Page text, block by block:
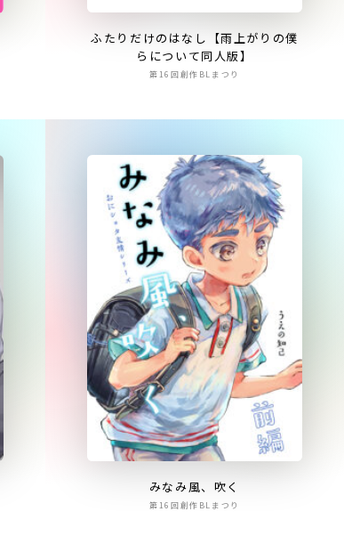
ふたりだけのはなし【雨上がりの僕
らについて同人版】
第16回創作BLまつり
みなみ風、吹く
第16回創作BLまつり